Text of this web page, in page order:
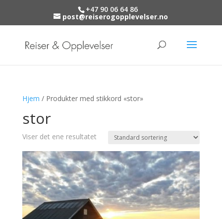
+47 90 06 64 86
post@reiserogopplevelser.no
Hjem / Produkter med stikkord «stor»
stor
Viser det ene resultatet